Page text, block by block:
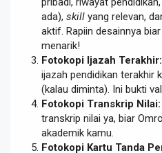
ada), skill yang relevan,
aktif. Rapiin desainnya
menarik!
Fotokopi Ijazah Terakhir:
ijazah pendidikan terakhir
(kalau diminta). Ini bukti
Fotokopi Transkrip Nilai:
transkrip nilai ya, biar
akademik kamu.
Fotokopi Kartu Tanda